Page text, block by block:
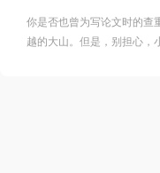
你是否也曾为写论文时的查
越的大山。但是，别担心，